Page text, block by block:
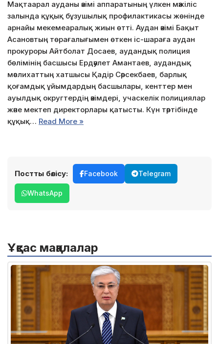
Мақтаарал ауданы әкімі аппаратының үлкен мәжіліс
залында құқық бұзушылық профилактикасы жөнінде
арнайы мекемеаралық жиын өтті. Аудан әкімі Бақыт
Асановтың төрағалығымен өткен іс-шараға аудан
прокуроры Айтболат Досаев, аудандық полиция
бөлімінің басшысы Ердәулет Амантаев, аудандық
мәслихаттың хатшысы Қадір Сәрсекбаев, барлық
қоғамдық ұйымдардың басшылары, кенттер мен
ауылдық округтердің әкімдері, учаскелік полициялар
және мектеп директорлары қатысты. Күн тәртібінде
құқық… Read More »
Постты бөлісу: Facebook Telegram
WhatsApp
Ұқсас мақалалар